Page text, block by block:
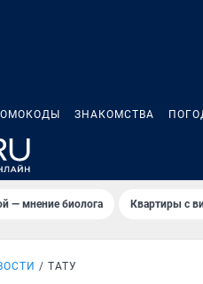
ЗНАКОМСТВА
— мнение биолога Квартиры с
ТАТУ